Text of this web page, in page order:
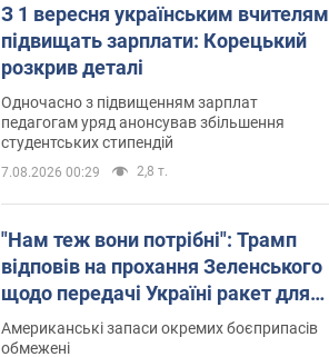
З 1 вересня українським вчителям
підвищать зарплати: Корецький
розкрив деталі
Одночасно з підвищенням зарплат
педагогам уряд анонсував збільшення
студентських стипендій
7.08.2026 00:29 2,8 т.
"Нам теж вони потрібні": Трамп
відповів на прохання Зеленського
щодо передачі Україні ракет для
Patriot
Американські запаси окремих боєприпасів
обмежені